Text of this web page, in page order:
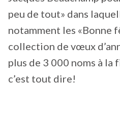
peu de tout» dans
notamment les «Bonne
collection de vœux
plus de 3 000 noms à la
c’est tout dire!